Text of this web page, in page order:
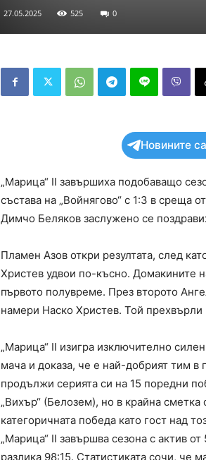
27.05.2025 525 0
Новините
„Марица“ II завършиха подобаващо
състава на „Войнягово“ с 1:3 в среща
Димчо Беляков заслужено се
Пламен Азов откри резултата, след
Христев удвои по-късно. Домакините
първото полувреме. През второто
намери Наско Христев. Той прехвърли
„Марица“ II изигра изключително
мача и доказа, че е най-добрият тим в
продължи серията си на 15 поредни
„Вихър“ (Белозем), но в крайна
категоричната победа като гост над
„Марица“ II завършва сезона с актив
разлика 98:15. Статистиката сочи, че